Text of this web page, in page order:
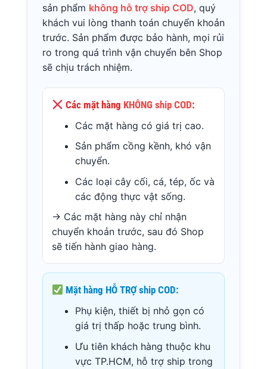
sản phẩm không hỗ trợ ship COD, quý
khách vui lòng thanh toán chuyển khoản
trước. Sản phẩm được bảo hành, mọi rủi
ro trong quá trình vận chuyển bên Shop
sẽ chịu trách nhiệm.
Các mặt hàng KHÔNG ship COD:
Các mặt hàng có giá trị cao.
Sản phẩm cồng kềnh, khó vận
chuyển.
Các loại cây cối, cá, tép, ốc và
các động thực vật sống.
→ Các mặt hàng này chỉ nhận
chuyển khoản trước, sau đó Shop
sẽ tiến hành giao hàng.
Mặt hàng HỖ TRỢ ship COD:
Phụ kiện, thiết bị nhỏ gọn có
giá trị thấp hoặc trung bình.
Ưu tiên khách hàng thuộc khu
vực TP.HCM, hỗ trợ ship trong